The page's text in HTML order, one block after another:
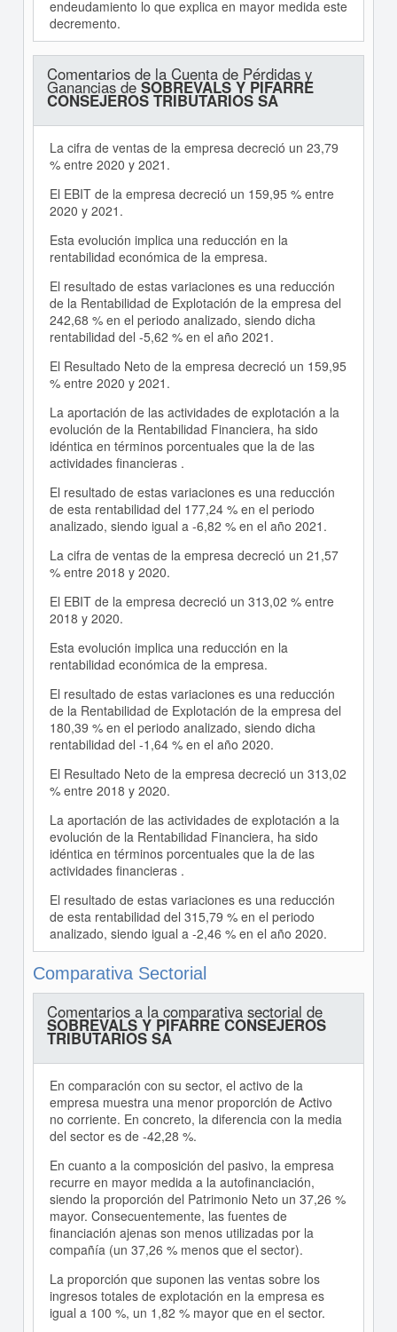
endeudamiento lo que explica en mayor medida este
decremento.
Comentarios de la Cuenta de Pérdidas y
Ganancias deSOBREVALS Y PIFARRE
CONSEJEROS TRIBUTARIOS SA
La cifra de ventas de la empresa decreció un 23,79
% entre 2020 y 2021.
El EBIT de la empresa decreció un 159,95 % entre
2020 y 2021.
Esta evolución implica una reducción en la
rentabilidad económica de la empresa.
El resultado de estas variaciones es una reducción
de la Rentabilidad de Explotación de la empresa del
242,68 % en el periodo analizado, siendo dicha
rentabilidad del -5,62 % en el año 2021.
El Resultado Neto de la empresa decreció un 159,95
% entre 2020 y 2021.
La aportación de las actividades de explotación a la
evolución de la Rentabilidad Financiera, ha sido
idéntica en términos porcentuales que la de las
actividades financieras .
El resultado de estas variaciones es una reducción
de esta rentabilidad del 177,24 % en el periodo
analizado, siendo igual a -6,82 % en el año 2021.
La cifra de ventas de la empresa decreció un 21,57
% entre 2018 y 2020.
El EBIT de la empresa decreció un 313,02 % entre
2018 y 2020.
Esta evolución implica una reducción en la
rentabilidad económica de la empresa.
El resultado de estas variaciones es una reducción
de la Rentabilidad de Explotación de la empresa del
180,39 % en el periodo analizado, siendo dicha
rentabilidad del -1,64 % en el año 2020.
El Resultado Neto de la empresa decreció un 313,02
% entre 2018 y 2020.
La aportación de las actividades de explotación a la
evolución de la Rentabilidad Financiera, ha sido
idéntica en términos porcentuales que la de las
actividades financieras .
El resultado de estas variaciones es una reducción
de esta rentabilidad del 315,79 % en el periodo
analizado, siendo igual a -2,46 % en el año 2020.
Comparativa Sectorial
Comentarios a la comparativa sectorial de
SOBREVALS Y PIFARRE CONSEJEROS
TRIBUTARIOS SA
En comparación con su sector, el activo de la
empresa muestra una menor proporción de Activo
no corriente. En concreto, la diferencia con la media
del sector es de -42,28 %.
En cuanto a la composición del pasivo, la empresa
recurre en mayor medida a la autofinanciación,
siendo la proporción del Patrimonio Neto un 37,26 %
mayor. Consecuentemente, las fuentes de
financiación ajenas son menos utilizadas por la
compañía (un 37,26 % menos que el sector).
La proporción que suponen las ventas sobre los
ingresos totales de explotación en la empresa es
igual a 100 %, un 1,82 % mayor que en el sector.